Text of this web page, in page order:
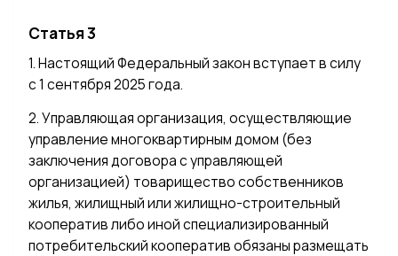
Статья 3
1. Настоящий Федеральный закон вступает в силу
с 1 сентября 2025 года.
2. Управляющая организация, осуществляющие
управление многоквартирным домом (без
заключения договора с управляющей
организацией) товарищество собственников
жилья, жилищный или жилищно-строительный
кооператив либо иной специализированный
потребительский кооператив обязаны размещать